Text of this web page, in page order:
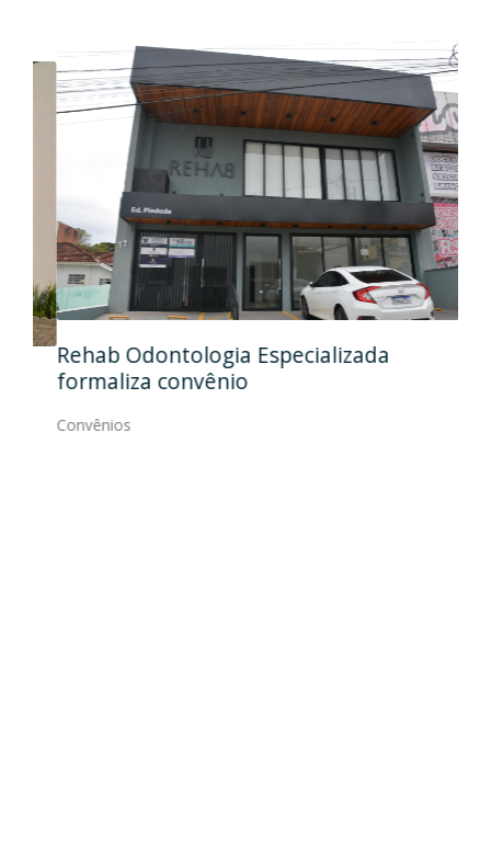
Rehab Odontologia Especializada
formaliza convênio
Convênios